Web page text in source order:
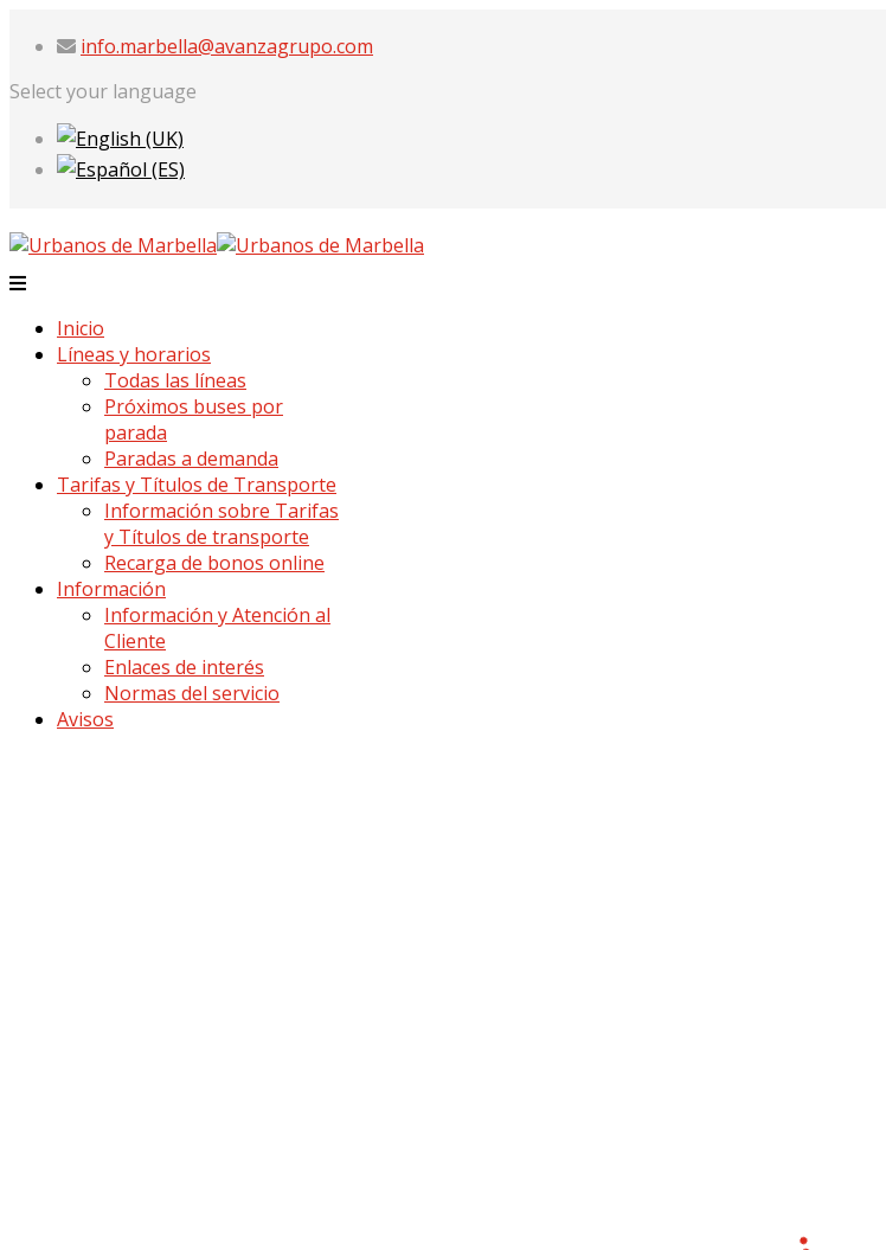
info.marbella@avanzagrupo.com
Select your language
Inicio
Líneas y horarios
Todas las líneas
Próximos buses por
parada
Paradas a demanda
Tarifas y Títulos de Transporte
Información sobre Tarifas
y Títulos de transporte
Recarga de bonos online
Información
Información y Atención al
Cliente
Enlaces de interés
Normas del servicio
Avisos